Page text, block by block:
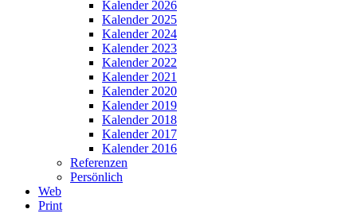
Kalender 2026
Kalender 2025
Kalender 2024
Kalender 2023
Kalender 2022
Kalender 2021
Kalender 2020
Kalender 2019
Kalender 2018
Kalender 2017
Kalender 2016
Referenzen
Persönlich
Web
Print